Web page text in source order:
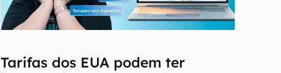
00:00/04:52
Tarifas dos EUA podem ter